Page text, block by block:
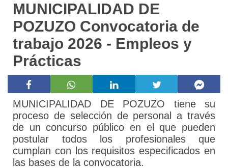
MUNICIPALIDAD DE
POZUZO Convocatoria de
trabajo 2026 - Empleos y
Prácticas
MUNICIPALIDAD DE POZUZO tiene su
proceso de selección de personal a través
de un concurso público en el que pueden
postular todos los profesionales que
cumplan con los requisitos especificados en
las bases de la convocatoria.